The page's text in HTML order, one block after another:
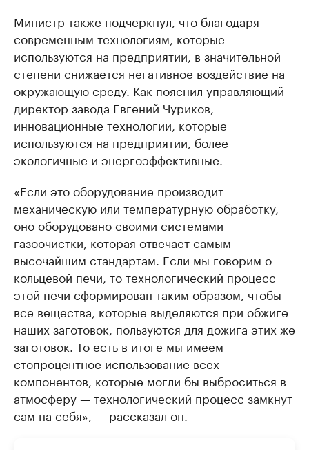
Министр также подчеркнул, что благодаря
современным технологиям, которые
используются на предприятии, в значительной
степени снижается негативное воздействие на
окружающую среду. Как пояснил управляющий
директор завода Евгений Чуриков,
инновационные технологии, которые
используются на предприятии, более
экологичные и энергоэффективные.
«Если это оборудование производит
механическую или температурную обработку,
оно оборудовано своими системами
газоочистки, которая отвечает самым
высочайшим стандартам. Если мы говорим о
кольцевой печи, то технологический процесс
этой печи сформирован таким образом, чтобы
все вещества, которые выделяются при обжиге
наших заготовок, пользуются для дожига этих же
заготовок. То есть в итоге мы имеем
стопроцентное использование всех
компонентов, которые могли бы выброситься в
атмосферу — технологический процесс замкнут
сам на себя», — рассказал он.